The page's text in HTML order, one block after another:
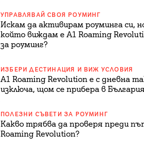
УПРАВЛЯВАЙ СВОЯ РОУМИНГ
Искам да активирам роуминга си,
който виждам е A1 Roaming
за роуминг?
ИЗБЕРИ ДЕСТИНАЦИЯ И ВИЖ УСЛОВИЯ
A1 Roaming Revolution е с дневна
изключа, щом се прибера в
ПОЛЕЗНИ СЪВЕТИ ЗА РОУМИНГ
Какво трябва да проверя преди
Roaming Revolution?